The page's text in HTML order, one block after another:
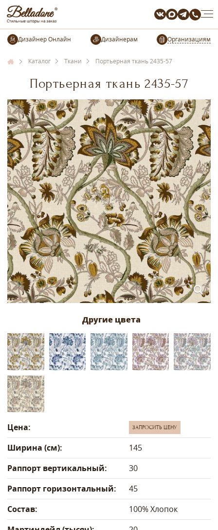
Организациям
Каталог Ткани Портьерная ткань 2435-57
Портьерная ткань 2435-57
Цена: ЗАПРОСИТЬ ЦЕНУ
Ширина (см):
145
Раппорт вертикальный:
30
Раппорт горизонтальный:
45
Состав:
100% Хлопок